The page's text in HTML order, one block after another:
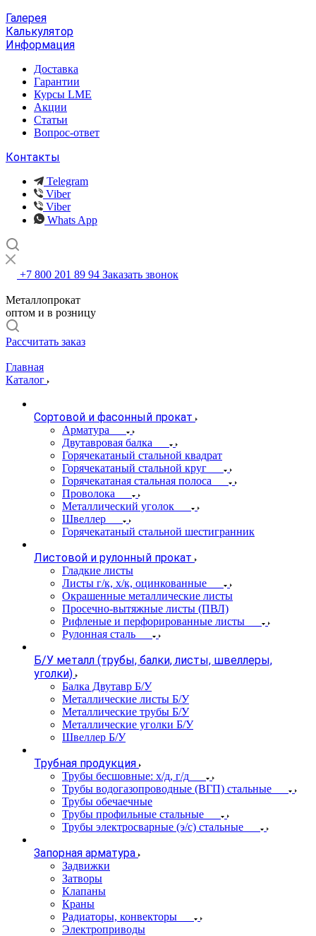
Галерея
Калькулятор
Информация
Доставка
Гарантии
Курсы LME
Акции
Статьи
Вопрос-ответ
Контакты
Telegram
Viber
Viber
Whats App
+7 800 201 89 94 Заказать звонок
Металлопрокат
оптом и в розницу
Рассчитать заказ
Главная
Каталог
Сортовой и фасонный прокат
Арматура
Двутавровая балка
Горячекатаный стальной квадрат
Горячекатаный стальной круг
Горячекатаная стальная полоса
Проволока
Металлический уголок
Швеллер
Горячекатаный стальной шестигранник
Листовой и рулонный прокат
Гладкие листы
Листы г/к, х/к, оцинкованные
Окрашенные металлические листы
Просечно-вытяжные листы (ПВЛ)
Рифленые и перфорированные листы
Рулонная сталь
Б/У металл (трубы, балки, листы, швеллеры,
уголки)
Балка Двутавр Б/У
Металлические листы Б/У
Металлические трубы Б/У
Металлические уголки Б/У
Швеллер Б/У
Трубная продукция
Трубы бесшовные: х/д, г/д
Трубы водогазопроводные (ВГП) стальные
Трубы обечаечные
Трубы профильные стальные
Трубы электросварные (э/с) стальные
Запорная арматура
Задвижки
Затворы
Клапаны
Краны
Радиаторы, конвекторы
Электроприводы